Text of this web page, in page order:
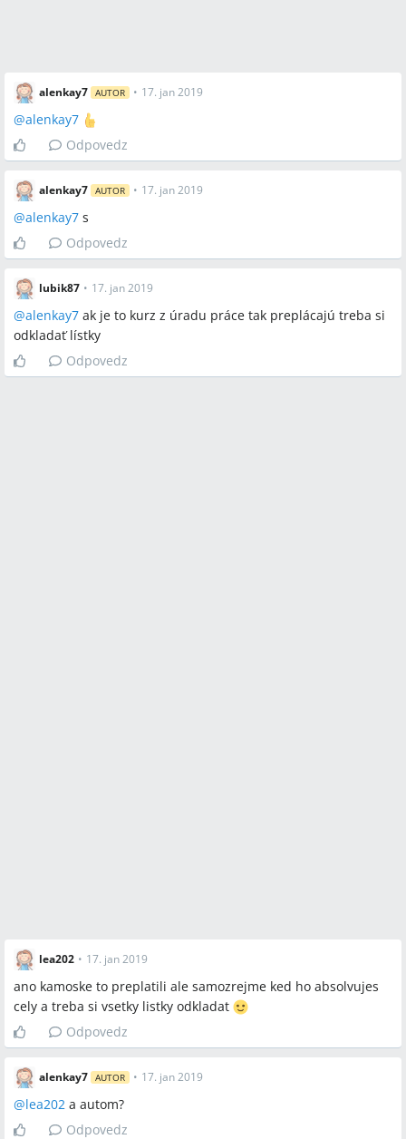
alenkay7 AUTOR • 17. jan 2019
@alenkay7
Odpovedz
alenkay7 AUTOR • 17. jan 2019
@alenkay7 s
Odpovedz
lubik87 • 17. jan 2019
@alenkay7 ak je to kurz z úradu práce tak preplácajú treba si
odkladať lístky
Odpovedz
lea202 • 17. jan 2019
ano kamoske to preplatili ale samozrejme ked ho absolvujes
cely a treba si vsetky listky odkladat
Odpovedz
alenkay7 AUTOR • 17. jan 2019
@lea202 a autom?
Odpovedz